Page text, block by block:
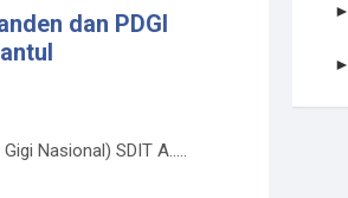
dan PDGI
Nasional) SDIT A.....